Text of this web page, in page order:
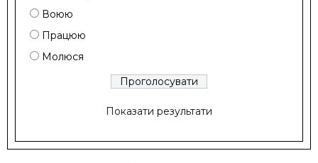
Воюю
Працюю
Молюся
Показати результати